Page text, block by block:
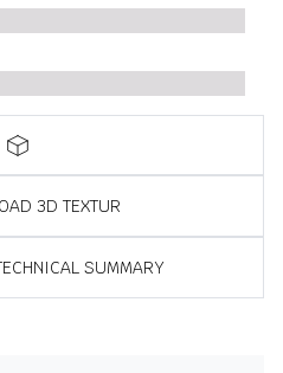
3D TEXTUR
SUMMARY